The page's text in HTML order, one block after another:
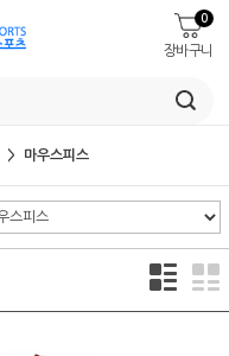
장바구니
0
마우스피스